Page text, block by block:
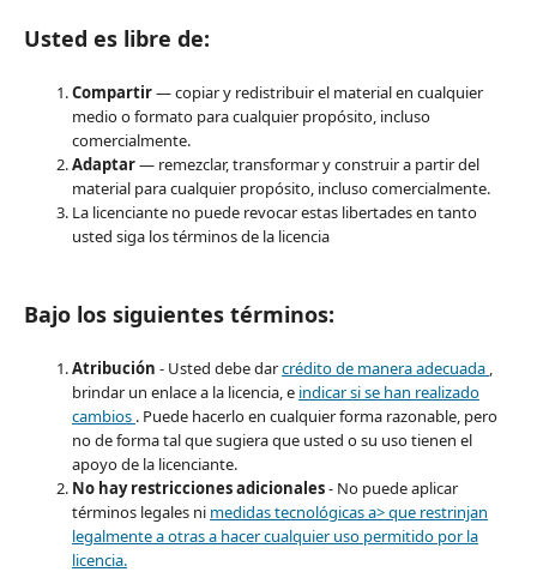
Usted es libre de:
Compartir— copiar y redistribuir el material en cualquier
medio o formato para cualquier propósito, incluso
comercialmente.
Adaptar— remezclar, transformar y construir a partir del
material para cualquier propósito, incluso comercialmente.
La licenciante no puede revocar estas libertades en tanto
usted siga los términos de la licencia
Bajo los siguientes términos:
Atribución - Usted debe darcrédito de manera adecuada ,
brindar un enlace a la licencia, e indicar si se han realizado
cambios . Puede hacerlo en cualquier forma razonable, pero
no de forma tal que sugiera que usted o su uso tienen el
apoyo de la licenciante.
No hay restricciones adicionales- No puede aplicar
términos legales ni medidas tecnológicas a> que restrinjan
legalmente a otras a hacer cualquier uso permitido por la
licencia.